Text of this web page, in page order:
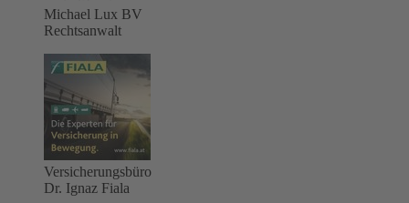
Michael Lux BV
Rechtsanwalt
Versicherungsbüro
Dr. Ignaz Fiala